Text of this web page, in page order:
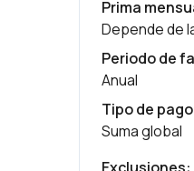
Prima
Depende de
Periodo de
Anual
Tipo de pago
Suma global